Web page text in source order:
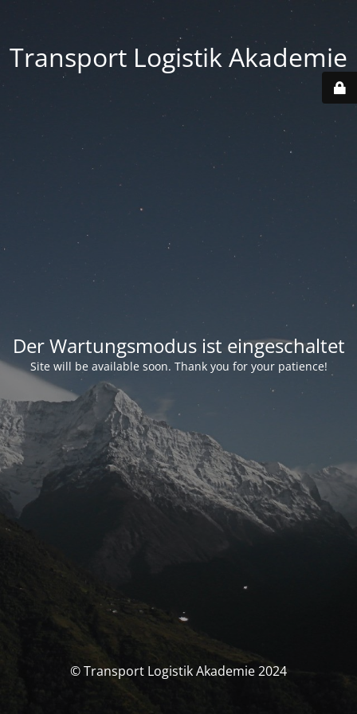
Transport Logistik Akademie
Der Wartungsmodus ist eingeschaltet
Site will be available soon. Thank you for your patience!
© Transport Logistik Akademie 2024